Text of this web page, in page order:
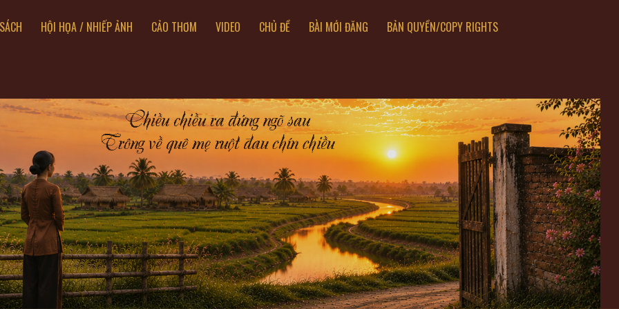
SÁCH HỘI HỌA / NHIẾP ẢNH CẢO THƠM VIDEO CHỦ ĐỀ BÀI MỚI ĐĂNG BẢN QUYỀN/COPY RIGHTS